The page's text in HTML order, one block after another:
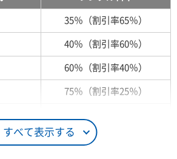
すべて表示する
35％（割引率65％）
40％（割引率60％）
60％（割引率40％）
75％（割引率25％）
100％（割引率 0％）